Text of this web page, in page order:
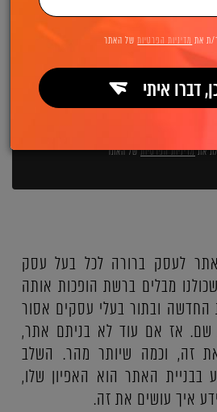
ת אתמדיניות הפרטיותשל האתר
לעסק ברורה לכל בעל עסק
מבלים ברשת הופכות אותה
החדשה ובתור בעלי עסקים אסור
שם. אז אם עוד לא בניתם אתר,
זה, וכמה שיותר מהר. השלב
בבניית האתר הוא האפיון שלו,
איך עושים את זה.
ת את מדיניות הפרטיותשל האתר
דברו איתי